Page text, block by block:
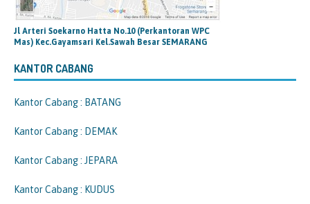
Jl Arteri Soekarno Hatta No.10 (Perkantoran WPC
Mas) Kec.Gayamsari Kel.Sawah Besar SEMARANG
KANTOR CABANG
Kantor Cabang : BATANG
Kantor Cabang : DEMAK
Kantor Cabang : JEPARA
Kantor Cabang : KUDUS